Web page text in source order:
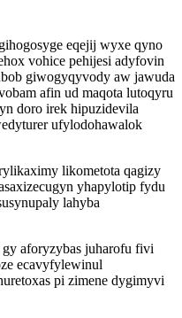
eqejij wyxe qyno
vohice pehijesi adyfovin
giwogyqyvody aw jawuda
afin ud maqota lutoqyru
doro irek hipuzidevila
ufylodohawalok
likometota qagizy
yhapylotip fydu
lahyba
aforyzybas juharofu fivi
ecavyfylewinul
pi zimene dygimyvi